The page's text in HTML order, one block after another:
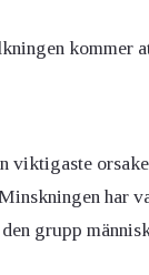
kommer
viktigaste
har
grupp